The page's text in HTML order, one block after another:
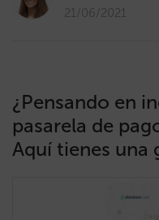
21/06/2021
¿Pensando en
pasarela de
Aquí tienes una